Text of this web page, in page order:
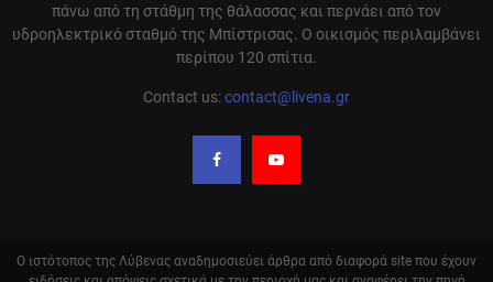
πάνω από τη στάθμη της θάλασσας και περνάει από τον
υδροηλεκτρικό σταθμό της Μπίστρισας. Ο οικισμός περιλαμβάνει
περίπου 120 σπίτια.
Contact us:contact@livena.gr
Ο ιστότοπος της Λύβενας αναδημοσιεύει άρθρα από διαφορά site που έχουν